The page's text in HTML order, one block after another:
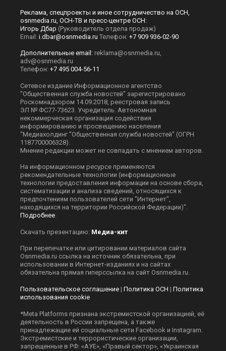
Реклама, спецпроекты и иное сотрудничество на ОСН,
osnmedia.ru, ОСН-ТВ и пресс-центре ОСН:
Игорь Дбар (Руководитель отдела продаж)
Email: i.dbar@osnmedia.ru Телефон: +7 909 936-02-90
Дополнительные email: reklama@osnmedia.ru
adv@osnmedia.ru
Телефон: +7 495 004-56-11
Сетевое издание Информационное агентство
"Общественная служба новостей" зарегистрировано
Роскомнадзором 14.09.2018, реестровая запись
ЭЛ № ФС77-73623. Учредитель: Автономная
некоммерческая организация содействия
информированию и просвещению населения
"Медиахолдинг "Общественная служба новостей" (ОГРН
1187700006328).
Мнение редакции может не совпадать с мнением авторов.
На информационном ресурсе применяются
рекомендательные технологии (информационные
технологии предоставления информации на основе сбора,
систематизации и анализа сведений, относящихся к
предпочтениям пользователей сети "Интернет",
находящихся на территории Российской Федерации)".
Подробнее
Скачать презентацию: Медиа-кит
При перепечатке или цитировании материалов сайта
Оsnmedia.ru ссылка на источник обязательна, при
использовании в Интернет-изданиях и на сайтах
обязательна прямая гиперссылка на сайт Оsnmedia.ru.
Пользовательское соглашение | Политика ОСН | Политика
использования cookie
*Meta Platforms признана экстремистской организацией, её
деятельность в России запрещена, а также
принадлежащие ей социальные сети Facebook и Instagram.
Экстремистские и террористические организации,
запрещенные в РФ: «АУЕ», «Правый сектор», «Украинская